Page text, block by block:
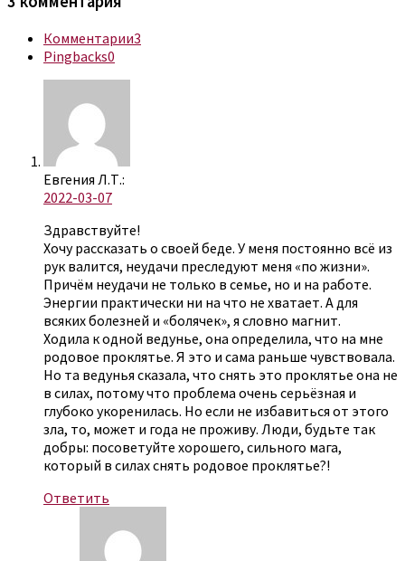
Комментарии3
Pingbacks0
Евгения Л.Т.:
2022-03-07
Здравствуйте!
Хочу рассказать о своей беде. У меня постоянно всё из
рук валится, неудачи преследуют меня «по жизни».
Причём неудачи не только в семье, но и на работе.
Энергии практически ни на что не хватает. А для
всяких болезней и «болячек», я словно магнит.
Ходила к одной ведунье, она определила, что на мне
родовое проклятье. Я это и сама раньше чувствовала.
Но та ведунья сказала, что снять это проклятье она не
в силах, потому что проблема очень серьёзная и
глубоко укоренилась. Но если не избавиться от этого
зла, то, может и года не проживу. Люди, будьте так
добры: посоветуйте хорошего, сильного мага,
который в силах снять родовое проклятье?!
Ответить